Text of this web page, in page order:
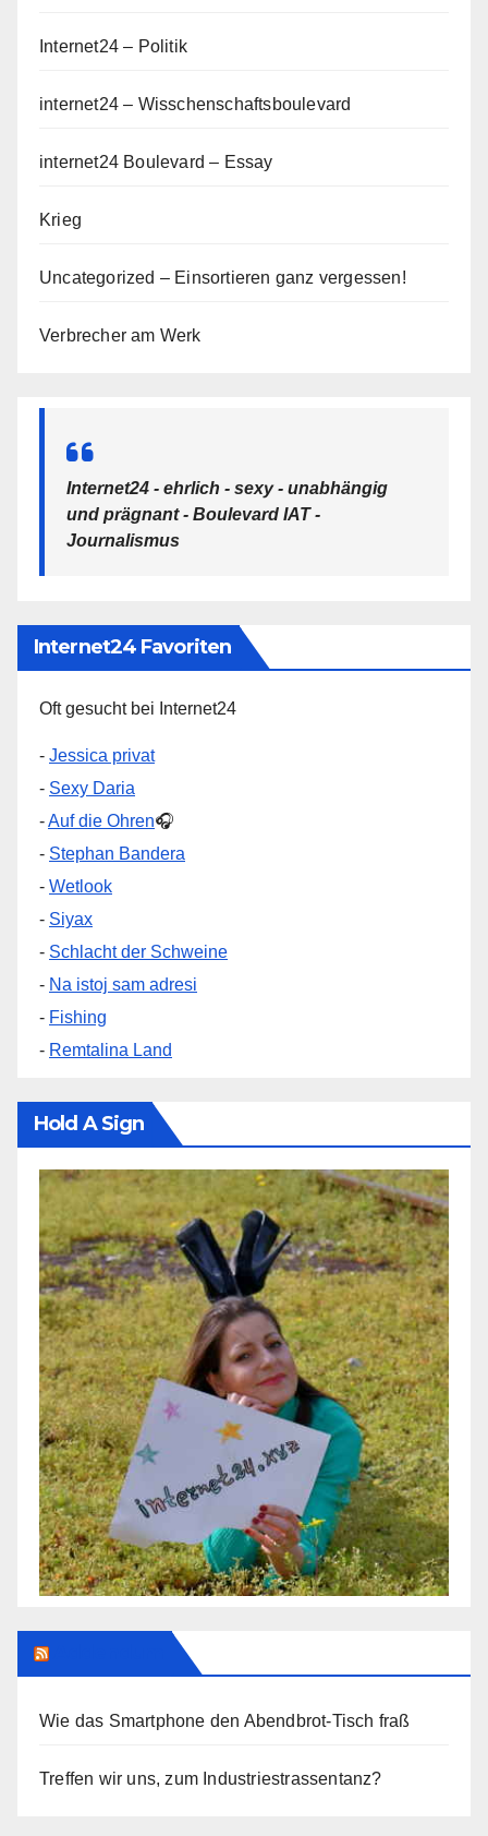
Internet24 – Politik
internet24 – Wisschenschaftsboulevard
internet24 Boulevard – Essay
Krieg
Uncategorized – Einsortieren ganz vergessen!
Verbrecher am Werk
Internet24 - ehrlich - sexy - unabhängig
und prägnant - Boulevard IAT -
Journalismus
Internet24 Favoriten
Oft gesucht bei Internet24
- Jessica privat
- Sexy Daria
-Auf die Ohren🎧
- Stephan Bandera
- Wetlook
- Siyax
- Schlacht der Schweine
- Na istoj sam adresi
- Fishing
- Remtalina Land
Hold A Sign
Wie das Smartphone den Abendbrot-Tisch fraß
Treffen wir uns, zum Industriestrassentanz?